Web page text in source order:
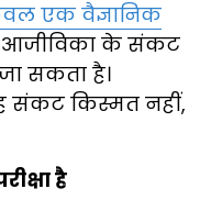
एक वैज्ञानिक
आजीविका के संकट
सकता है।
संकट किस्मत नहीं,
है